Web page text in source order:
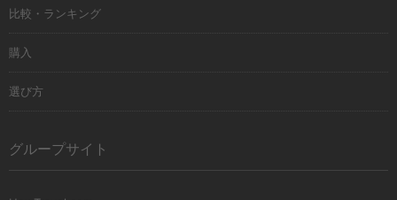
比較・ランキング
購入
選び方
グループサイト